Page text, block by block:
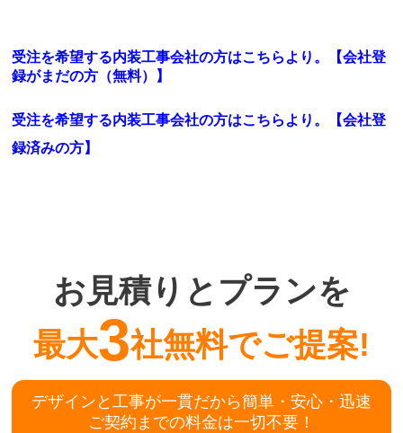
受注を希望する内装工事会社の方はこちらより。【会社登
録がまだの方（無料）】
受注を希望する内装工事会社の方はこちらより。
【会社登
録済みの方】
お見積りとプランを
最大3社無料でご提案!
デザインと工事が一貫だから簡単・安心・迅速
ご契約までの料金は一切不要！